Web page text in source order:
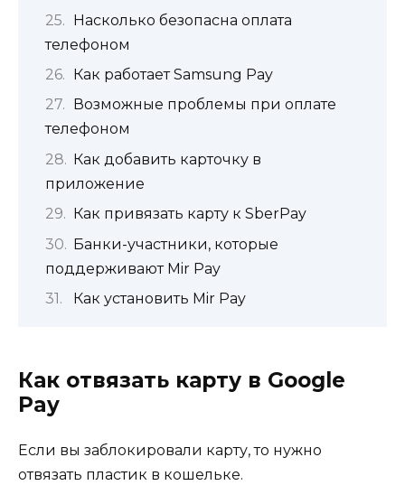
Насколько безопасна оплата
телефоном
Как работает Samsung Pay
Возможные проблемы при оплате
телефоном
Как добавить карточку в
приложение
Как привязать карту к SberPay
Банки-участники, которые
поддерживают Mir Pay
Как установить Mir Pay
Как отвязать карту в Google
Pay
Если вы заблокировали карту, то нужно
отвязать пластик в кошельке.